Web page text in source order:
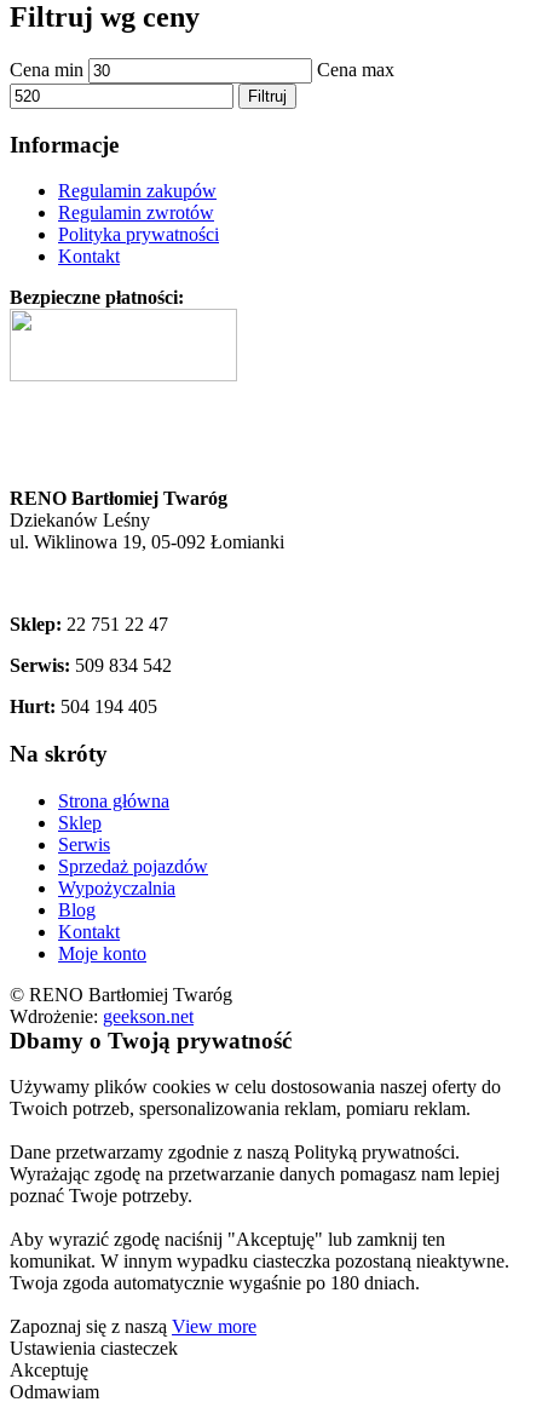
Filtruj wg ceny
Cena min Cena max
Filtruj
Informacje
Regulamin zakupów
Regulamin zwrotów
Polityka prywatności
Kontakt
Bezpieczne płatności:
RENO Bartłomiej Twaróg
Dziekanów Leśny
ul. Wiklinowa 19, 05-092 Łomianki
Sklep: 22 751 22 47
Serwis: 509 834 542
Hurt: 504 194 405
Na skróty
Strona główna
Sklep
Serwis
Sprzedaż pojazdów
Wypożyczalnia
Blog
Kontakt
Moje konto
© RENO Bartłomiej Twaróg
Wdrożenie: geekson.net
Dbamy o Twoją prywatność
Używamy plików cookies w celu dostosowania naszej oferty do
Twoich potrzeb, spersonalizowania reklam, pomiaru reklam.
Dane przetwarzamy zgodnie z naszą Polityką prywatności.
Wyrażając zgodę na przetwarzanie danych pomagasz nam lepiej
poznać Twoje potrzeby.
Aby wyrazić zgodę naciśnij "Akceptuję" lub zamknij ten
komunikat. W innym wypadku ciasteczka pozostaną nieaktywne.
Twoja zgoda automatycznie wygaśnie po 180 dniach.
Zapoznaj się z naszą View more
Ustawienia ciasteczek
Akceptuję
Odmawiam